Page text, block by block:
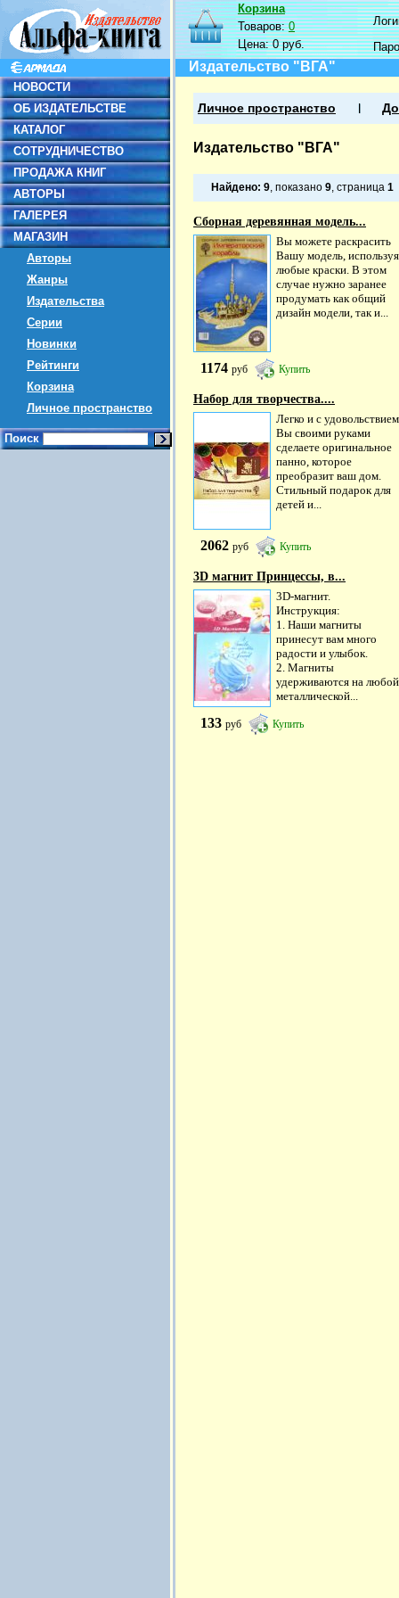
НОВОСТИ
ОБ ИЗДАТЕЛЬСТВЕ
КАТАЛОГ
СОТРУДНИЧЕСТВО
ПРОДАЖА КНИГ
АВТОРЫ
ГАЛЕРЕЯ
МАГАЗИН
Авторы
Жанры
Издательства
Серии
Новинки
Рейтинги
Корзина
Личное пространство
Поиск
Корзина
Товаров:0
Цена:0 руб.
Издательство "ВГА"
Личное пространство
Издательство "ВГА"
Найдено: 9, показано 9, страница 1
Сборная деревянная модель...
Вы можете раскрасить
Вашу модель, используя
любые краски. В этом
случае нужно заранее
продумать как общий
дизайн модели, так и...
1174 руб Купить
Набор для творчества....
Легко и с удовольствием
Вы своими руками
сделаете оригинальное
панно, которое
преобразит ваш дом.
Стильный подарок для
детей и...
2062 руб Купить
3D магнит Принцессы, в...
3D-магнит.
Инструкция:
1. Наши магниты
принесут вам много
радости и улыбок.
2. Магниты
удерживаются на любой
металлической...
133 руб Купить